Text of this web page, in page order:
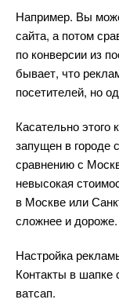
Например. Вы
сайта, а потом
по конверсии из
ывает, что
посетителей, но
Касательно
запущен в городе
сравнению с
невысокая
Москве или
сложнее и дороже.
Настройка
Контакты в
атсап.